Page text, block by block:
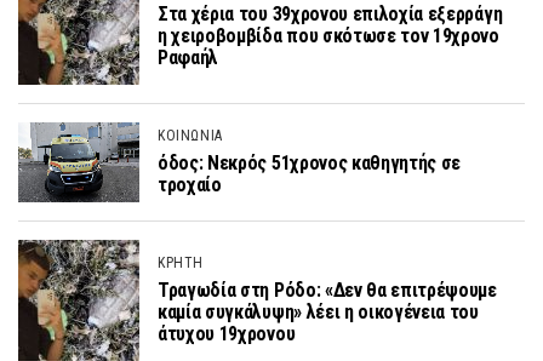
Στα χέρια του 39χρονου επιλοχία εξερράγη
η χειροβομβίδα που σκότωσε τον 19χρονο
Ραφαήλ
ΚΟΙΝΩΝΙΑ
όδος: Νεκρός 51χρονος καθηγητής σε
τροχαίο
ΚΡΗΤΗ
Τραγωδία στη Ρόδο: «Δεν θα επιτρέψουμε
καμία συγκάλυψη» λέει η οικογένεια του
άτυχου 19χρονου